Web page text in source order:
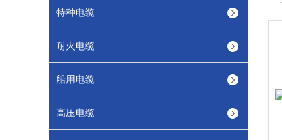
特种电缆
耐火电缆
船用电缆
高压电缆